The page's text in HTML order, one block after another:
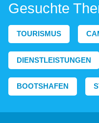
Gesuchte
TOURISMUS
DIENSTLEISTUNGEN
BOOTSHAFEN